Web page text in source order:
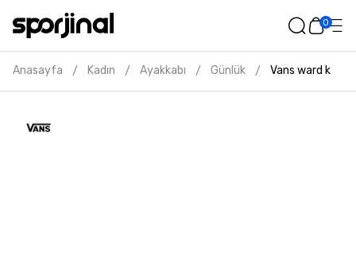
0
Anasayfa / Kadın / Ayakkabı / Günlük / Vans ward